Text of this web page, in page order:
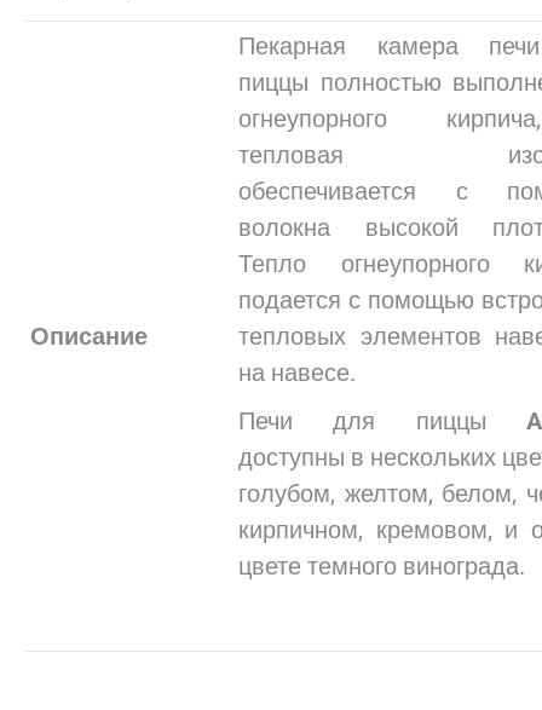
Описание
Пекарная камера
пиццы полностью
огнеупорного
тепловая
обеспечивается с
волокна высокой
Тепло огнеупорного
подается с помощью
тепловых элементов
на навесе.
Печи для пиццы
доступны в нескольких
голубом, желтом, белом,
кирпичном, кремовом, и
цвете темного винограда.